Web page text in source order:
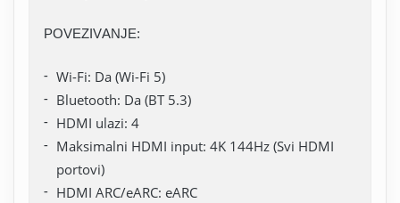
POVEZIVANJE:
Wi-Fi: Da (Wi-Fi 5)
Bluetooth: Da (BT 5.3)
HDMI ulazi: 4
Maksimalni HDMI input: 4K 144Hz (Svi HDMI
portovi)
HDMI ARC/eARC: eARC